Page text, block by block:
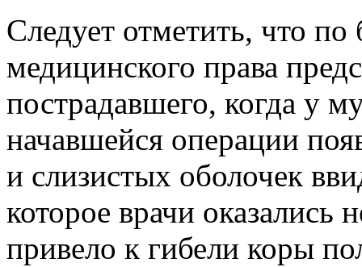
Следует отметить, что
медицинского права
пострадавшего, когда у
начавшейся операции
и слизистых оболочек
которое врачи оказались
привело к гибели коры